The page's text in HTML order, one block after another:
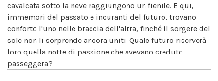
cavalcata sotto la neve raggiungono un fienile. E qui,
immemori del passato e incuranti del futuro, trovano
conforto l'uno nelle braccia dell'altra, finché il sorgere del
sole non li sorprende ancora uniti. Quale futuro riserverà
loro quella notte di passione che avevano creduto
passeggera?